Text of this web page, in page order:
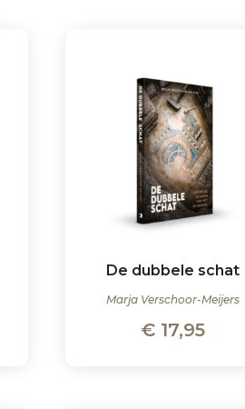
De dubbele schat
Marja Verschoor-Meijers
€ 17,95